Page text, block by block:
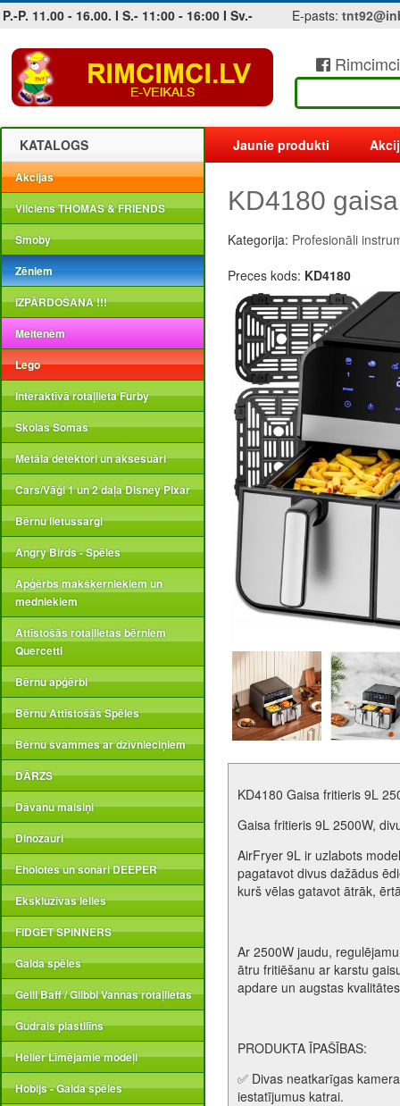
P.-P. 11.00 - 16.00. I S.- 11:00 - 16:00 I Sv.- E-pasts:
Jobs at sea and maritime vacancies
KATALOGS
Akcijas
Vilciens THOMAS & FRIENDS
Smoby
Zēniem
IZPĀRDOŠANA !!!
Meitenēm
Lego
Interaktīvā rotaļlieta Furby
Skolas Somas
Metāla detektori un aksesuāri
Cars/Vāģi 1 un 2 daļa Disney Pixar
Bērnu lietussargi
Angry Birds - Spēles
Apģērbs makšķerniekiem un
medniekiem
Attīstošās rotaļlietas bērniem
Quercetti
Bērnu apģērbi
Bērnu Attīstošās Spēles
Bērnu švammes ar dzīvnieciņiem
DĀRZS
Dāvanu maisiņi
Dinozauri
Eholotes un sonāri DEEPER
Ekskluzīvas lelles
FIDGET SPINNERS
Galda spēles
Gelli Baff / Glibbi Vannas rotaļlietas
Gudrais plastilīns
Heller Līmējamie modeļi
Hobijs - Galda spēles
Jaunie produkti
KD4180
Kategorija: Profesionāli
Preces kods: KD4180
KD4180 Gaisa fritieris 9L
Gaisa fritieris 9L 2500W,
AirFryer 9L ir uzlabots
pagatavot divus dažādus
kurš vēlas gatavot ātrāk,
Ar 2500W jaudu,
ātru fritiēšanu ar karstu
apdare un augstas
PRODUKTA ĪPAŠĪBAS:
✅ Divas neatkarīgas
iestatījumus katrai.